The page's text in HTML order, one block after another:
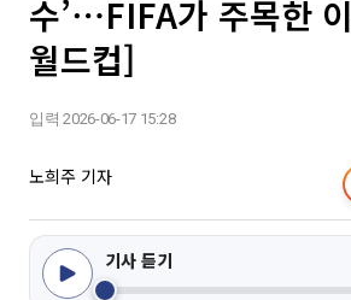
수’⋯FIFA가 주목한
월드컵]
입력 2026-06-17 15:28
노희주 기자
기사 듣기